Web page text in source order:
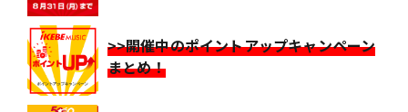
>>開催中のポイントアップキャンペーン
まとめ！